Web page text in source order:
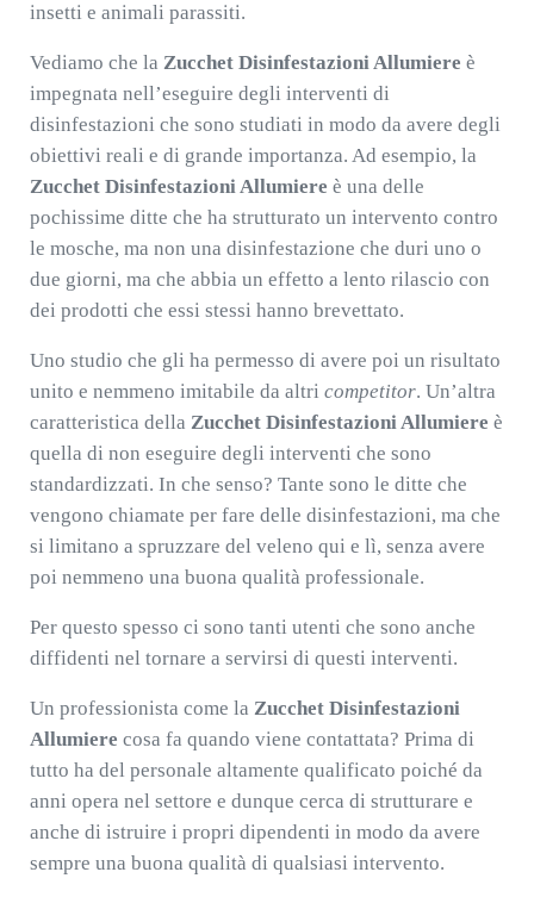
insetti e animali parassiti.
Vediamo che la Zucchet Disinfestazioni Allumiere è
impegnata nell’eseguire degli interventi di
disinfestazioni che sono studiati in modo da avere degli
obiettivi reali e di grande importanza. Ad esempio, la
Zucchet Disinfestazioni Allumiere è una delle
pochissime ditte che ha strutturato un intervento contro
le mosche, ma non una disinfestazione che duri uno o
due giorni, ma che abbia un effetto a lento rilascio con
dei prodotti che essi stessi hanno brevettato.
Uno studio che gli ha permesso di avere poi un risultato
unito e nemmeno imitabile da altri competitor. Un’altra
caratteristica della Zucchet Disinfestazioni Allumiere è
quella di non eseguire degli interventi che sono
standardizzati. In che senso? Tante sono le ditte che
vengono chiamate per fare delle disinfestazioni, ma che
si limitano a spruzzare del veleno qui e lì, senza avere
poi nemmeno una buona qualità professionale.
Per questo spesso ci sono tanti utenti che sono anche
diffidenti nel tornare a servirsi di questi interventi.
Un professionista come la Zucchet Disinfestazioni
Allumiere cosa fa quando viene contattata? Prima di
tutto ha del personale altamente qualificato poiché da
anni opera nel settore e dunque cerca di strutturare e
anche di istruire i propri dipendenti in modo da avere
sempre una buona qualità di qualsiasi intervento.